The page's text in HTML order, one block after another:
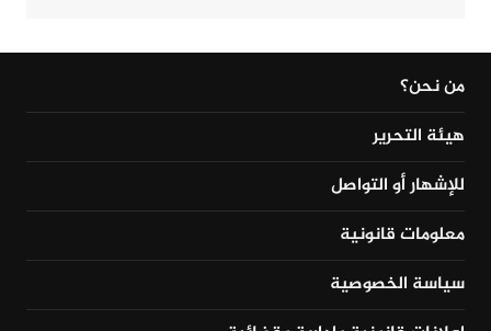
من نحن؟
هيئة التحرير
للإشهار أو التواصل
معلومات قانونية
سياسة الخصوصية